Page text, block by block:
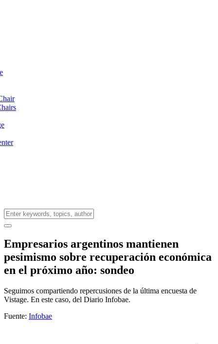
Empresarios argentinos mantienen
pesimismo sobre recuperación económica
en el próximo año: sondeo
Seguimos compartiendo repercusiones de la última encuesta de
Vistage. En este caso, del Diario Infobae.
Fuente: Infobae